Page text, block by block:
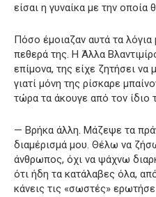
είσαι η γυναίκα με την
Πόσο έμοιαζαν αυτά τα λόγια
πεθερά της. Η Άλλα
επίμονα, της είχε ζητήσει να
γιατί μόνη της ρίσκαρε
τώρα τα άκουγε από τον ίδιο
— Βρήκα άλλη. Μάζεψε τα
διαμέρισμά μου. Θέλω να
άνθρωπος, όχι να ψάχνω
ότι ήδη τα κατάλαβες όλα,
κάνεις τις «σωστές»